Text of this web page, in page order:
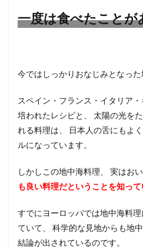
べた
こと
健康
に良
い地
中海
料理
科学
的デ
ータ
る検
証
4
一度は食べたことが
今ではしっかりおなじみとなった
スペイン・フランス・イタリア
培われたレシピと、 太陽の光を
れる料理は、 日本人の舌にもよ
ルになっています。
しかしこの地中海料理、 実はお
も良い料理だということを知って
すでにヨーロッパでは地中海料
ていて、 科学的な見地からも地
結論が出されているのです。